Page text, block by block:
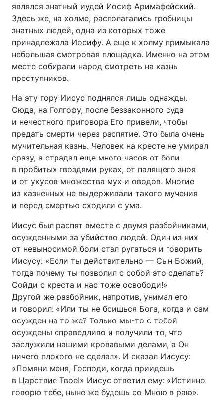
являлся знатный иудей Иосиф Аримафейский.
Здесь же, на холме, располагались гробницы
знатных людей, одна из которых тоже
принадлежала Иосифу. А еще к холму примыкала
небольшая смотровая площадка. Именно на этом
месте собирали народ смотреть на казнь
преступников.
На эту гору Иисус поднялся лишь однажды.
Сюда, на Голгофу, после беззаконного суда
и нечестного приговора Его привели, чтобы
предать смерти через распятие. Это была очень
мучительная казнь. Человек на кресте не умирал
сразу, а страдал еще много часов от боли
в пробитых гвоздями руках, от палящего зноя
и от укусов множества мух и оводов. Многие
из казненных не выдерживали такого мучения
и перед смертью сходили с ума.
Иисус был распят вместе с двумя разбойниками,
осужденными за убийство людей. Один из них
от невыносимой боли стал ругаться и говорить
Иисусу: «Если ты действительно — Сын Божий,
тогда почему ты позволил с собой это сделать?
Сойди с креста и нас тоже освободи!»
Другой же разбойник, напротив, унимал его
и говорил: «Или ты не боишься Бога, когда и сам
осужден на то же? Только мы-то с тобой
осуждены справедливо и получили то, что
заслужили нашими кровавыми делами, а Он
ничего плохого не сделал». И сказал Иисусу:
«Помяни меня, Господи, когда приидешь
в Царствие Твое!» Иисус ответил ему: «Истинно
говорю тебе, ныне же будешь со Мною в раю».